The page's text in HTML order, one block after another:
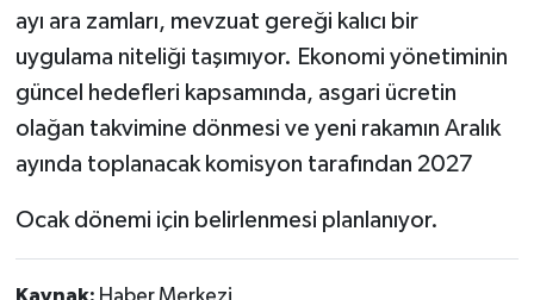
ayı ara zamları, mevzuat gereği kalıcı bir
uygulama niteliği taşımıyor. Ekonomi yönetiminin
güncel hedefleri kapsamında, asgari ücretin
olağan takvimine dönmesi ve yeni rakamın Aralık
ayında toplanacak komisyon tarafından 2027
Ocak dönemi için belirlenmesi planlanıyor.